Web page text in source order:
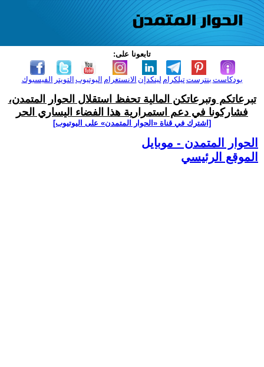
تابعونا على:
الفيسبوك التويتر اليوتيوب الانستغرام لينكدإن تيلكرامبنترست بودكاست
تبرعاتكم وتبرعاتكن المالية تحفظ استقلال الحوار المتمدن،
فشاركونا في دعم استمرارية هذا الفضاء اليساري الحر
[اشترك في قناة ‫«الحوار المتمدن» على اليوتيوب]
الحوار المتمدن - موبايل
الموقع الرئيسي